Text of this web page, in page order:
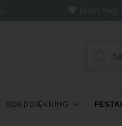
BORDDÆKNING